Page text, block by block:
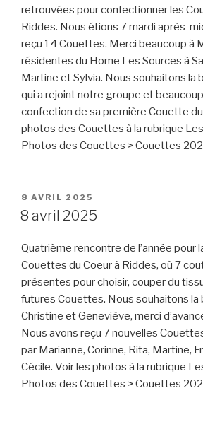
retrouvées pour confectionner les
Riddes. Nous étions 7 mardi après-
reçu 14 Couettes. Merci beaucoup à
résidentes du Home Les Sources à
Martine et Sylvia. Nous souhaitons la
qui a rejoint notre groupe et
confection de sa première Couette du
photos des Couettes à la rubrique
Photos des Couettes > Couettes
PUBLIÉ
LE
8 AVRIL 2025
8 avril 2025
Quatrième rencontre de l’année pour
Couettes du Coeur à Riddes, où 7
présentes pour choisir, couper du
futures Couettes. Nous souhaitons la
Christine et Geneviève, merci
Nous avons reçu 7 nouvelles
par Marianne, Corinne, Rita, Martine,
Cécile. Voir les photos à la rubrique
Photos des Couettes > Couettes